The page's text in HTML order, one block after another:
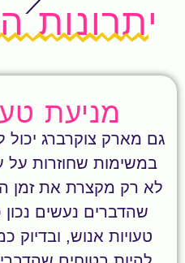
יתרונות
מניעת
גם מארק צוקרברג יכול
במשימות שחוזרות על
לא רק מקצרת את זמן
שהדברים נעשים
טעויות אנוש, ובדיוק